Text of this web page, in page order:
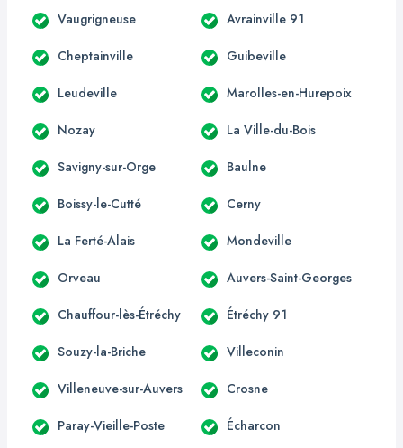
Vaugrigneuse Avrainville 91
Cheptainville Guibeville
Leudeville Marolles-en-Hurepoix
Nozay La Ville-du-Bois
Savigny-sur-Orge Baulne
Boissy-le-Cutté Cerny
La Ferté-Alais Mondeville
Orveau Auvers-Saint-Georges
Chauffour-lès-Étréchy Étréchy 91
Souzy-la-Briche Villeconin
Villeneuve-sur-Auvers Crosne
Paray-Vieille-Poste Écharcon